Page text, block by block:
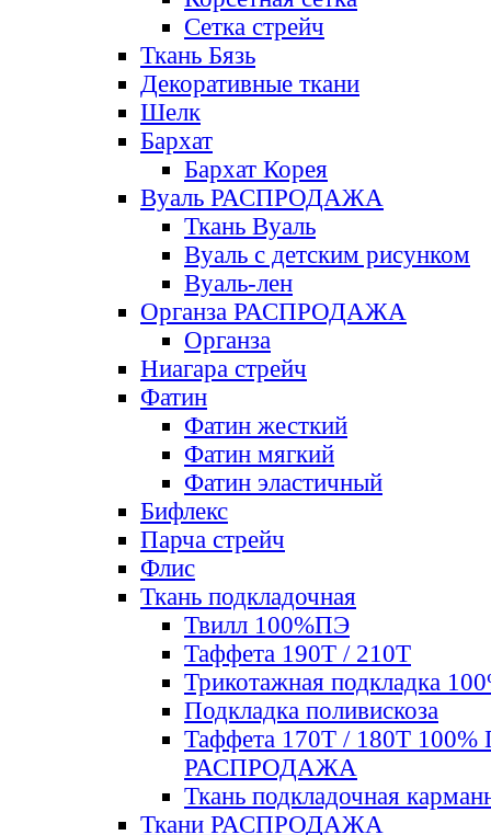
Сетка стрейч
Ткань Бязь
Декоративные ткани
Шелк
Бархат
Бархат Корея
Вуаль РАСПРОДАЖА
Ткань Вуаль
Вуаль с детским рисунком
Вуаль-лен
Органза РАСПРОДАЖА
Органза
Ниагара стрейч
Фатин
Фатин жесткий
Фатин мягкий
Фатин элаcтичный
Бифлекс
Парча стрейч
Флис
Ткань подкладочная
Твилл 100%ПЭ
Таффета 190Т / 210Т
Трикотажная подкладка
Подкладка поливискоза
Таффета 170Т / 180Т 100%
РАСПРОДАЖА
Ткань подкладочная
Ткани РАСПРОДАЖА